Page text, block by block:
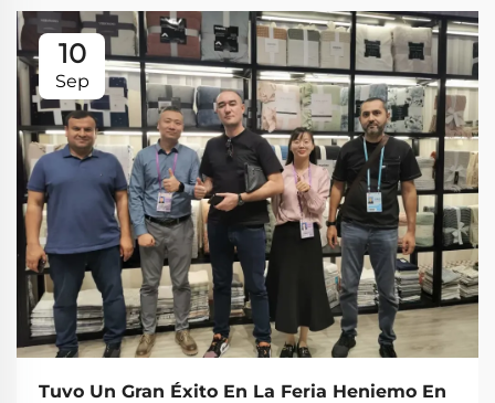
10
Sep
Tuvo Un Gran Éxito En La Feria Heniemo En